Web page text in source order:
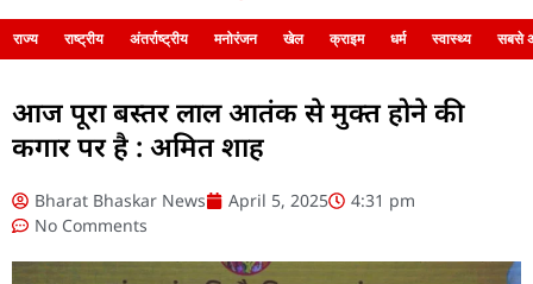
राज्य राष्ट्रीय अंतर्राष्ट्रीय मनोरंजन खेल क्राइम धर्म स्वास्थ्य सबसे
आज पूरा बस्तर लाल आतंक से मुक्त होने की
कगार पर है : अमित शाह
Bharat Bhaskar News April 5, 2025
4:31 pm
No Comments